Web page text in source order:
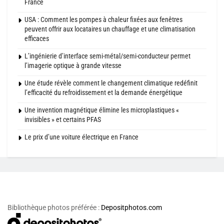
France
USA : Comment les pompes à chaleur fixées aux fenêtres
peuvent offrir aux locataires un chauffage et une climatisation
efficaces
L’ingénierie d’interface semi-métal/semi-conducteur permet
l’imagerie optique à grande vitesse
Une étude révèle comment le changement climatique redéfinit
l’efficacité du refroidissement et la demande énergétique
Une invention magnétique élimine les microplastiques «
invisibles » et certains PFAS
Le prix d’une voiture électrique en France
Bibliothèque photos préférée : Depositphotos.com